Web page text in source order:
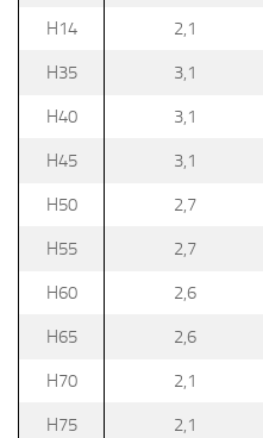
H14 2,1
H35 3,1
H40 3,1
H45 3,1
H50 2,7
H55 2,7
H60 2,6
H65 2,6
H70 2,1
H75 2,1